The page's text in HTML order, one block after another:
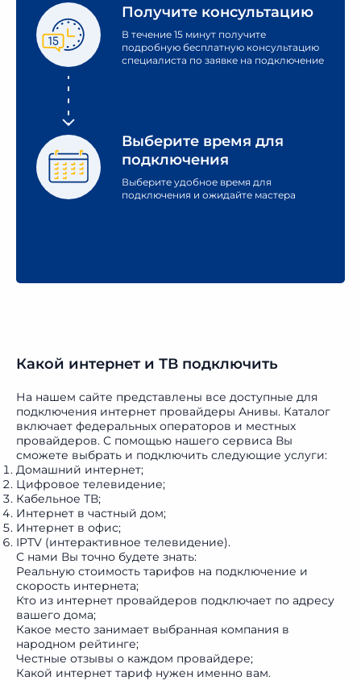
Получите консультацию
В течение 15 минут получите
подробную бесплатную консультацию
специалиста по заявке на подключение
Выберите время для
подключения
Выберите удобное время для
подключения и ожидайте мастера
Какой интернет и ТВ подключить
На нашем сайте представлены все доступные для
подключения интернет провайдеры Анивы. Каталог
включает федеральных операторов и местных
провайдеров. С помощью нашего сервиса Вы
сможете выбрать и подключить следующие услуги:
Домашний интернет;
Цифровое телевидение;
Кабельное ТВ;
Интернет в частный дом;
Интернет в офис;
IPTV (интерактивное телевидение).
С нами Вы точно будете знать:
Реальную стоимость тарифов на подключение и
скорость интернета;
Кто из интернет провайдеров подключает по адресу
вашего дома;
Какое место занимает выбранная компания в
народном рейтинге;
Честные отзывы о каждом провайдере;
Какой интернет тариф нужен именно вам.